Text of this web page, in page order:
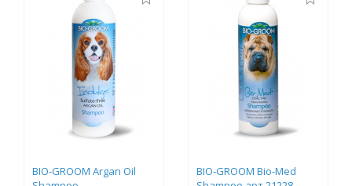
BIO-GROOM Argan Oil
BIO-GROOM Bio-Med